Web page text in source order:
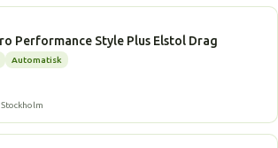
Performance Style Plus Elstol Drag
Automatisk
Stockholm